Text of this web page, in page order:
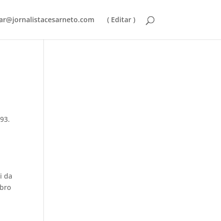
( Editar )
da